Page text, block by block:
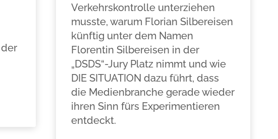
Verkehrskontrolle unterziehen
musste, warum Florian Silbereisen
künftig unter dem Namen
Florentin Silbereisen in der
„DSDS“-Jury Platz nimmt und wie
DIE SITUATION dazu führt, dass
die Medienbranche gerade wieder
ihren Sinn fürs Experimentieren
entdeckt.